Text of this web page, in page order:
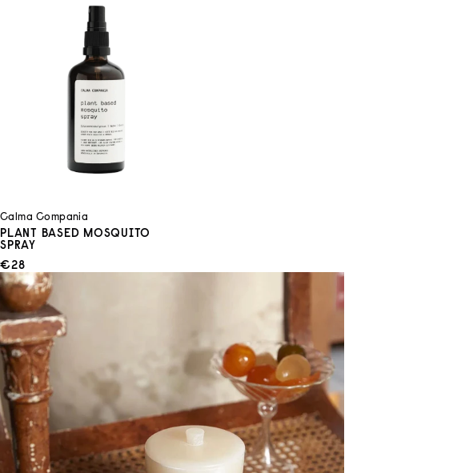
Calma Compania
PLANT BASED MOSQUITO
SPRAY
ANGEBOT
€28